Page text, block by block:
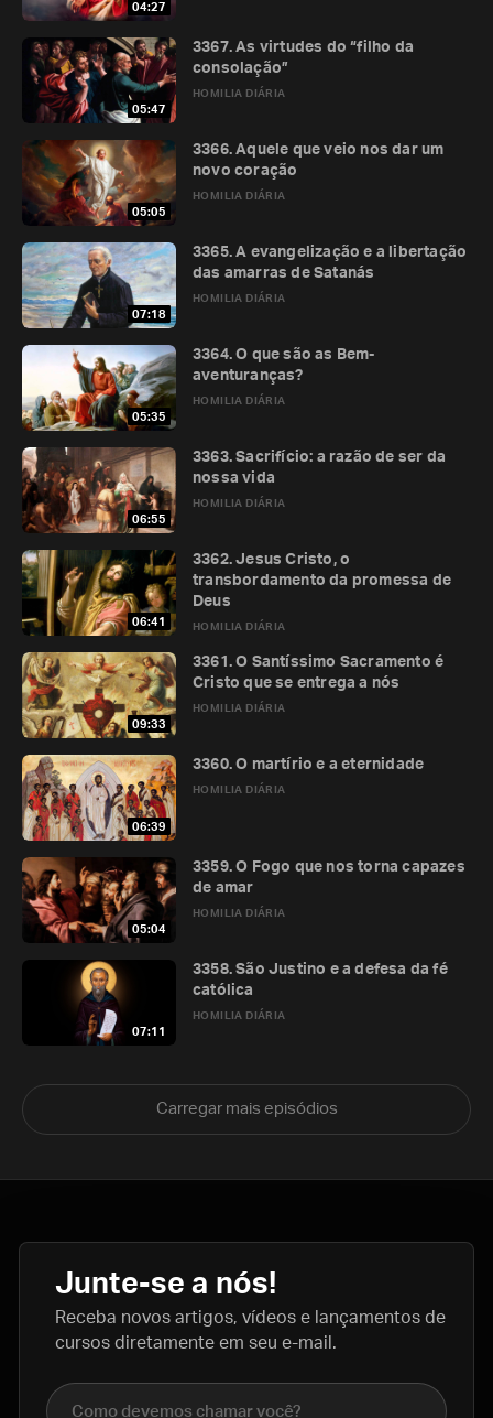
04:27
05:47
HOMILIA DIÁRIA
3367. As virtudes do “filho da
consolação”
05:05
HOMILIA DIÁRIA
3366. Aquele que veio nos dar um
novo coração
07:18
HOMILIA DIÁRIA
3365. A evangelização e a libertação
das amarras de Satanás
05:35
HOMILIA DIÁRIA
3364. O que são as Bem-
aventuranças?
06:55
HOMILIA DIÁRIA
3363. Sacrifício: a razão de ser da
nossa vida
06:41 HOMILIA DIÁRIA
3362. Jesus Cristo, o
transbordamento da promessa de
Deus
09:33
HOMILIA DIÁRIA
3361. O Santíssimo Sacramento é
Cristo que se entrega a nós
06:39
HOMILIA DIÁRIA
3360. O martírio e a eternidade
05:04
HOMILIA DIÁRIA
3359. O Fogo que nos torna capazes
de amar
07:11
HOMILIA DIÁRIA
3358. São Justino e a defesa da fé
católica
Carregar mais episódios
Junte-se a nós!
Receba novos artigos, vídeos e lançamentos de
cursos diretamente em seu e-mail.
Nome completo